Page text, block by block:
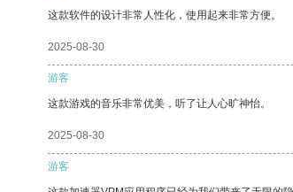
这款软件的设计非常人性化，使用起来非常方便。
2025-08-30
游客
这款游戏的音乐非常优美，听了让人心旷神怡。
2025-08-30
游客